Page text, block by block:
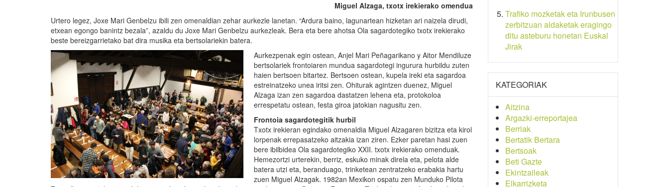
Miguel Alzaga, txotx irekierako omendua
Urtero legez, Joxe Mari Genbelzu ibili zen omenaldian zehar aurkezle lanetan. “Ardura baino, lagunartean hizketan ari naizela dirudi,
etxean egongo banintz bezala”, azaldu du Joxe Mari Genbelzu aurkezleak. Bera eta bere ahotsa Ola sagardotegiko txotx irekierako
beste bereizgarrietako bat dira musika eta bertsolariekin batera.
Aurkezpenak egin ostean, Anjel Mari Peñagarikano y Aitor Mendiluze
bertsolariek frontoiaren mundua sagardotegi ingurura hurbildu zuten
haien bertsoen bitartez. Bertsoen ostean, kupela ireki eta sagardoa
estreinatzeko unea iritsi zen. Ohiturak agintzen duenez, Miguel
Alzaga izan zen sagardoa dastatzen lehena eta, protokoloa
errespetatu ostean, festa giroa jatokian nagusitu zen.
Frontoia sagardotegitik hurbil
Txotx irekieran egindako omenaldia Miguel Alzagaren bizitza eta kirol
lorpenak errepasatzeko aitzakia izan ziren. Ezker paretan hasi zuen
bere ibilbidea Ola sagardotegiko XXII. txotx irekierako omenduak.
Hemezortzi urterekin, berriz, eskuko minak direla eta, pelota alde
batera utzi eta, beranduago, trinketean zentratzeko erabakia hartu
zuen Miguel Alzagak. 1982an Mexikon ospatu zen Munduko Pilota
Trafiko mozketak eta Irunbusen
zerbitzuan aldaketak eragingo
ditu asteburu honetan Euskal
Jirak
KATEGORIAK
Aitzina
Argazki-erreportajea
Berriak
Bertatik Bertara
Bertsoak
Beti Gazte
Ekintzaileak
Elkarrizketa